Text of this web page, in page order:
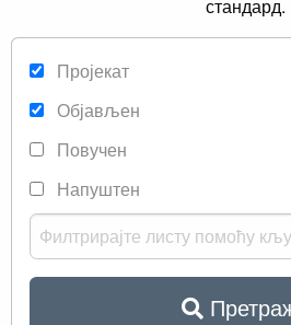
стандард.
Пројекат
Објављен
Повучен
Напуштен